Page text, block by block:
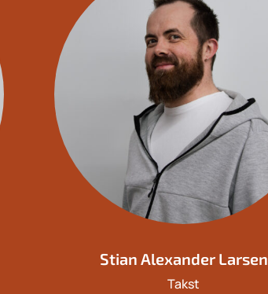
Stian Alexander Larsen
Takst